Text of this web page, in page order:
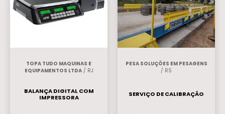
TOPA TUDO MAQUINAS E
EQUIPAMENTOS LTDA/ RJ
BALANÇA DIGITAL COM
IMPRESSORA
PESA SOLUÇÕES EM PESAGENS
/ RS
SERVIÇO DE CALIBRAÇÃO